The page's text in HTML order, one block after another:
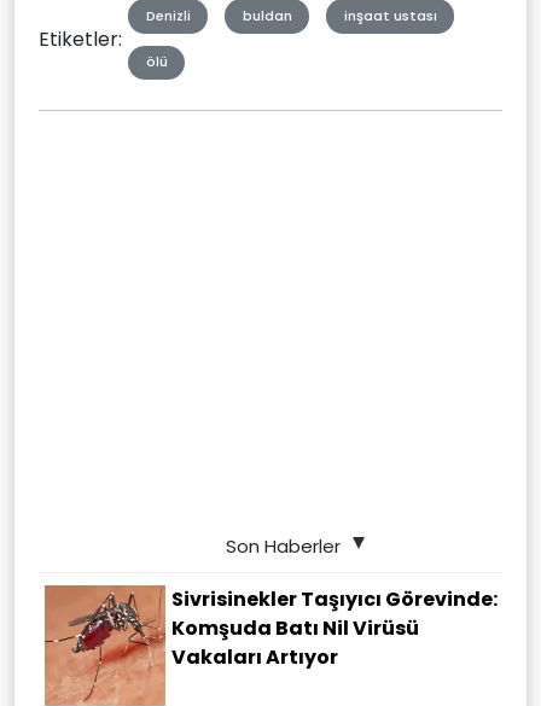
Etiketler:
Denizli buldan inşaat ustası
ölü
Son Haberler
Sivrisinekler Taşıyıcı Görevinde:
Komşuda Batı Nil Virüsü
Vakaları Artıyor